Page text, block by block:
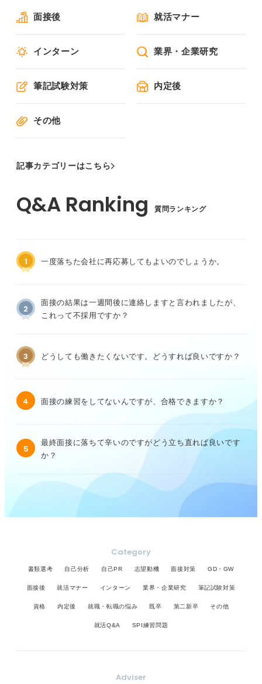
面接後 就活マナー
インターン 業界・企業研究
筆記試験対策 内定後
その他
記事カテゴリーはこちら
質問ランキング
1 一度落ちた会社に再応募してもよいのでしょうか。
2
面接の結果は一週間後に連絡しますと言われましたが、
これって不採用ですか？
3 どうしても働きたくないです。どうすれば良いですか？
4 面接の練習をしてないんですが、合格できますか？
5
最終面接に落ちて辛いのですがどう立ち直れば良いです
か？
Category
書類選考 自己分析 自己PR 志望動機 面接対策 GD・GW
面接後 就活マナー インターン 業界・企業研究 筆記試験対策
資格 内定後 就職・転職の悩み 既卒 第二新卒 その他
就活Q&A SPI練習問題
Adviser